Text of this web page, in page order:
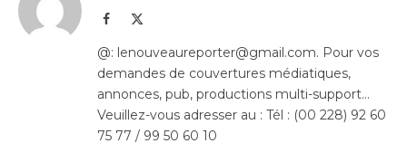
Facebook
@: lenouveaureporter@gmail.com. Pour vos
demandes de couvertures médiatiques,
annonces, pub, productions multi-support…
Veuillez-vous adresser au : Tél : (00 228) 92 60
75 77 / 99 50 60 10